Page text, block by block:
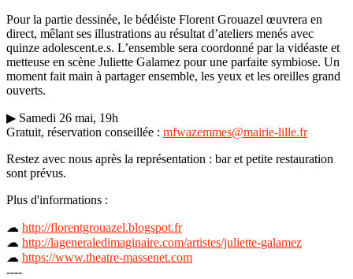
Pour la partie dessinée, le bédéiste Florent Grouazel œuvrera en
direct, mêlant ses illustrations au résultat d’ateliers menés avec
quinze adolescent.e.s. L’ensemble sera coordonné par la vidéaste et
metteuse en scène Juliette Galamez pour une parfaite symbiose. Un
moment fait main à partager ensemble, les yeux et les oreilles grand
ouverts.
▶ Samedi 26 mai, 19h
Gratuit, réservation conseillée : mfwazemmes@mairie-lille.fr
Restez avec nous après la représentation : bar et petite restauration
sont prévus.
Plus d'informations :
☁ http://florentgrouazel.blogspot.fr
☁ http://lageneraledimaginaire.com/artistes/juliette-galamez
☁ https://www.theatre-massenet.com
----